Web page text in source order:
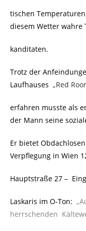
tischen
diesem Wetter wahre
kanditaten.
Trotz der
Laufhauses „Red
erfahren musste als
der Mann seine
Er bietet
Verpflegung in Wien
Hauptstraße 27 –
Laskaris im O-Ton:
herrschenden